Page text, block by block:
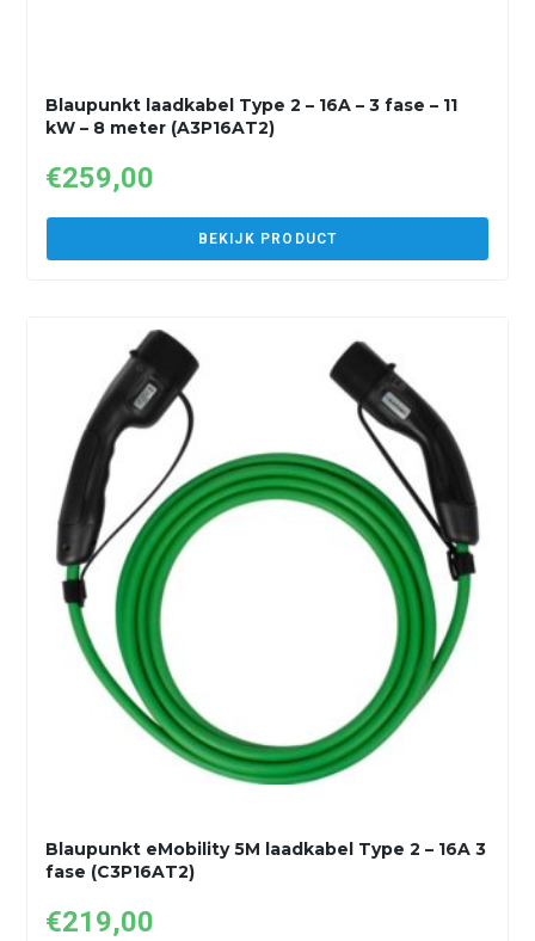
Blaupunkt laadkabel Type 2 – 16A – 3 fase – 11
kW – 8 meter (A3P16AT2)
€259,00
BEKIJK PRODUCT
Blaupunkt eMobility 5M laadkabel Type 2 – 16A 3
fase (C3P16AT2)
€219,00